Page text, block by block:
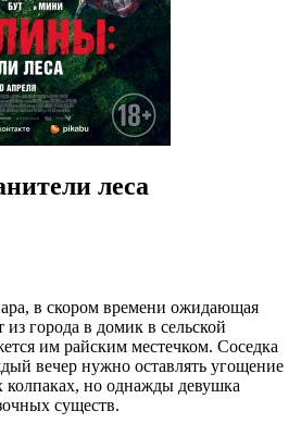
леса
в скором времени ожидающая
города в домик в сельской
им райским местечком. Соседка
вечер нужно оставлять угощение
колпаках, но однажды девушка
существ.